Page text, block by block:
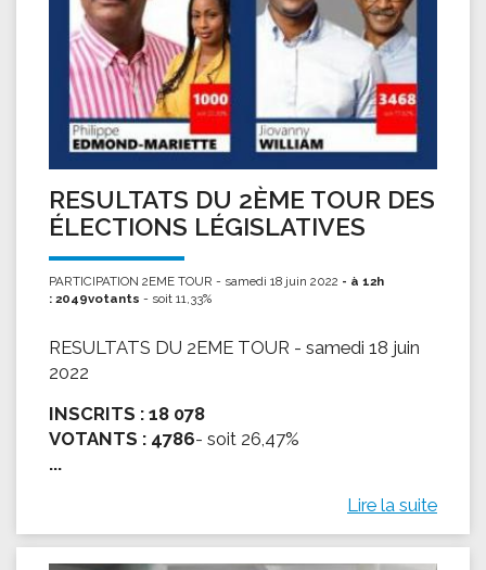
RESULTATS DU 2ÈME TOUR DES
ÉLECTIONS LÉGISLATIVES
PARTICIPATION 2EME TOUR - samedi 18 juin 2022 - à 12h
: 2049votants - soit 11,33%
RESULTATS DU 2EME TOUR - samedi 18 juin
2022
INSCRITS : 18 078
VOTANTS : 4786- soit 26,47%
...
Lire la suite